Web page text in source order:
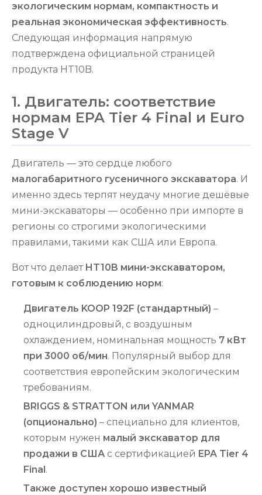
экологическим нормам, компактность и
реальная экономическая эффективность.
Следующая информация напрямую
подтверждена официальной страницей
продукта HT10B.
1. Двигатель: соответствие
нормам EPA Tier 4 Final и Euro
Stage V
Двигатель — это сердце любого
малогабаритного гусеничного экскаватора. И
именно здесь терпят неудачу многие дешёвые
мини-экскаваторы — особенно при импорте в
регионы со строгими экологическими
правилами, такими как США или Европа.
Вот что делает HT10B мини-экскаватором,
готовым к соблюдению норм:
Двигатель KOOP 192F (стандартный) –
одноцилиндровый, с воздушным
охлаждением, номинальная мощность 7 кВт
при 3000 об/мин. Популярный выбор для
соответствия европейским экологическим
требованиям.
BRIGGS & STRATTON или YANMAR
(опционально) – специально для клиентов,
которым нужен малый экскаватор для
продажи в США с сертификацией EPA Tier 4
Final .
Также доступен хорошо известный